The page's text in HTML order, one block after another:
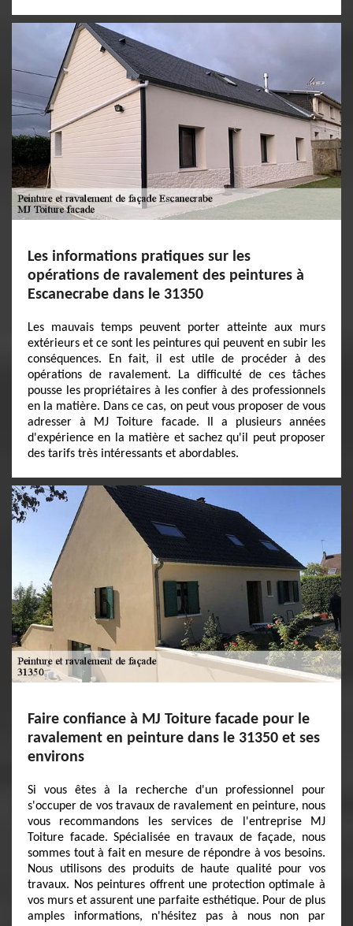
Les informations pratiques sur les
opérations de ravalement des peintures à
Escanecrabe dans le 31350
Les mauvais temps peuvent porter atteinte aux murs
extérieurs et ce sont les peintures qui peuvent en subir les
conséquences. En fait, il est utile de procéder à des
opérations de ravalement. La difficulté de ces tâches
pousse les propriétaires à les confier à des professionnels
en la matière. Dans ce cas, on peut vous proposer de vous
adresser à MJ Toiture facade. Il a plusieurs années
d'expérience en la matière et sachez qu'il peut proposer
des tarifs très intéressants et abordables.
Faire confiance à MJ Toiture facade pour le
ravalement en peinture dans le 31350 et ses
environs
Si vous êtes à la recherche d'un professionnel pour
s'occuper de vos travaux de ravalement en peinture, nous
vous recommandons les services de l'entreprise MJ
Toiture facade. Spécialisée en travaux de façade, nous
sommes tout à fait en mesure de répondre à vos besoins.
Nous utilisons des produits de haute qualité pour vos
travaux. Nos peintures offrent une protection optimale à
vos murs et assurent une parfaite esthétique. Pour de plus
amples informations, n'hésitez pas à nous non par